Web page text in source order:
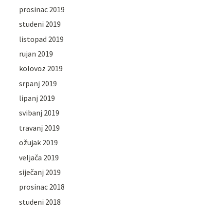
prosinac 2019
studeni 2019
listopad 2019
rujan 2019
kolovoz 2019
srpanj 2019
lipanj 2019
svibanj 2019
travanj 2019
ožujak 2019
veljača 2019
siječanj 2019
prosinac 2018
studeni 2018